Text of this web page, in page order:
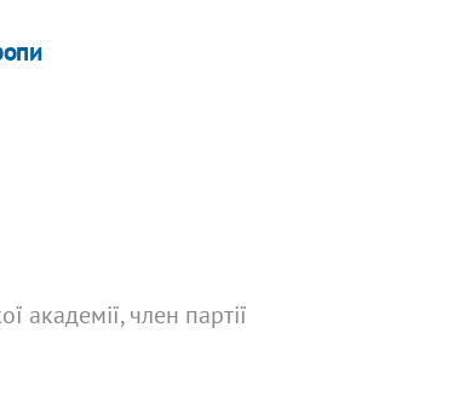
академії, член партії